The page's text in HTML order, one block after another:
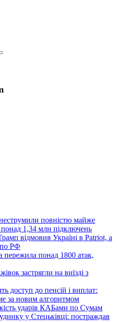
повністю майже
1,34 млн підключень
відмовив Україні в Patriot, а
РФ
понад 1800 атак,
застрягли на виїзді з
доступ до пенсій і виплат:
за новим алгоритмом
ударів КАБами по Сумам
у Стецьківці: постраждав